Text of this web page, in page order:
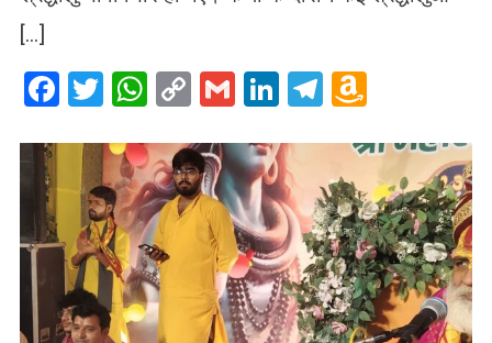
[…]
Facebook
Twitter
WhatsApp
CopyGmailLinkedIn
Telegram
List